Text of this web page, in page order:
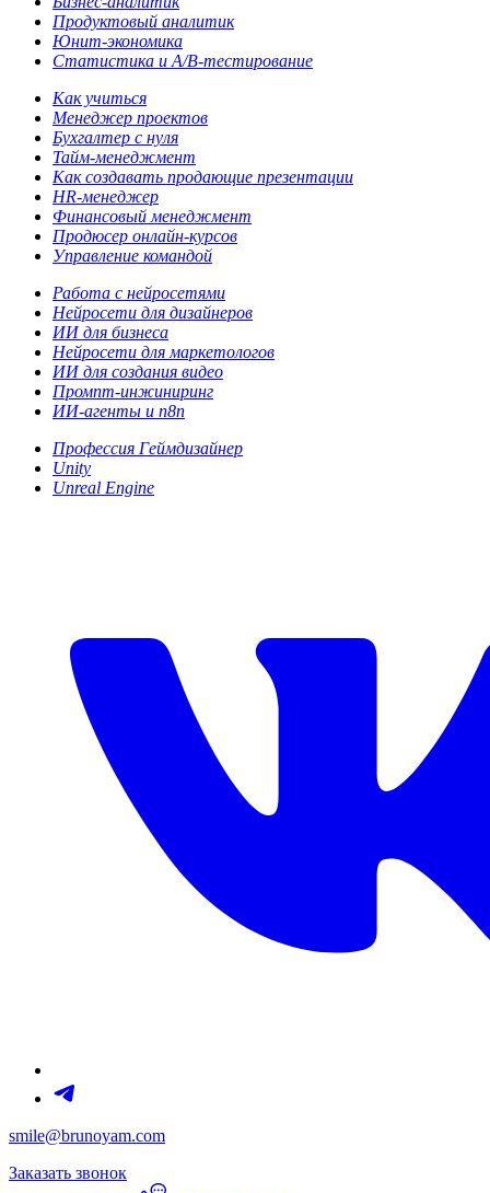
Продуктовый аналитик
Юнит-экономика
Статистика и A/B-тестирование
Как учиться
Менеджер проектов
Бухгалтер с нуля
Тайм-менеджмент
Как создавать продающие презентации
HR-менеджер
Финансовый менеджмент
Продюсер онлайн-курсов
Управление командой
Работа с нейросетями
Нейросети для дизайнеров
ИИ для бизнеса
Нейросети для маркетологов
ИИ для создания видео
Промпт-инжиниринг
ИИ-агенты и n8n
Профессия Геймдизайнер
Unity
Unreal Engine
smile@brunoyam.com
Заказать звонок